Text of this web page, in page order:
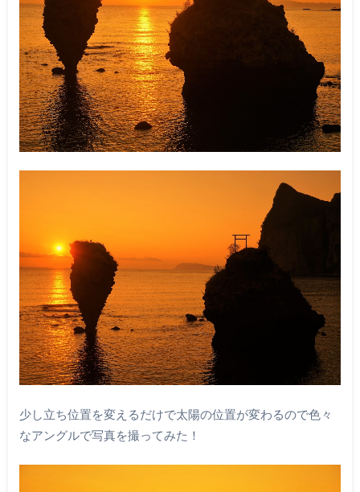
少し立ち位置を変えるだけで太陽の位置が変わるので色々
なアングルで写真を撮ってみた！